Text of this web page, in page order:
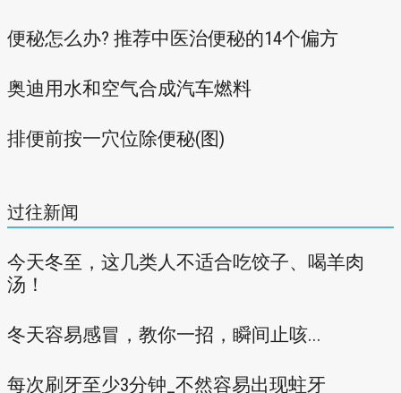
便秘怎么办? 推荐中医治便秘的14个偏方
奥迪用水和空气合成汽车燃料
排便前按一穴位除便秘(图)
过往新闻
今天冬至，这几类人不适合吃饺子、喝羊肉
汤！
冬天容易感冒，教你一招，瞬间止咳...
每次刷牙至少3分钟_不然容易出现蛀牙